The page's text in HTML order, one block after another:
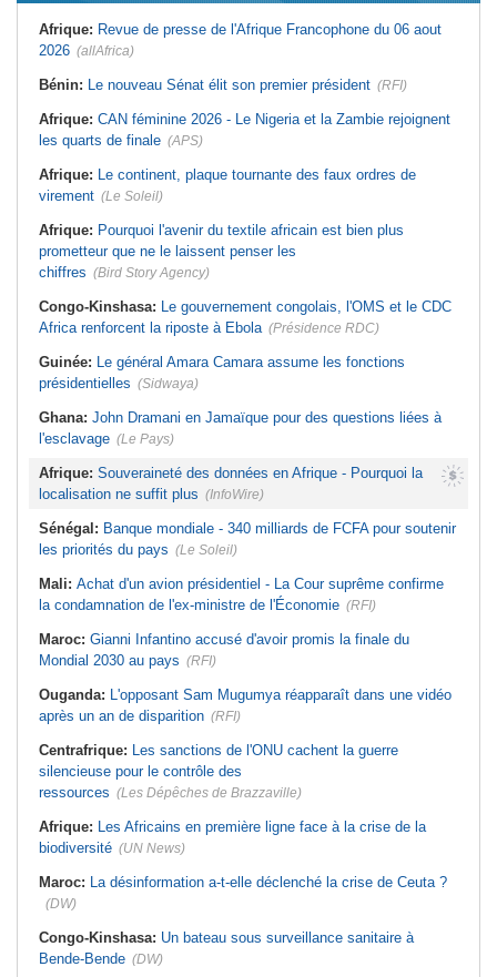
Ghana:John Dramani en Jamaïque
l'esclavage
Sénégal:Banque mondiale - 340
priorités du pays
La Cour suprême confirme la
condamnation de l'ex-ministre de
l'Économie
France la restitution du crâne de
Bokar Biro et de trois de ses
proches
Algérie:France - L'affaire Mehdi
policière contre le narcotrafic
Monde arabe au Caire
2026 - Le continent, entre ouverture
commerciale et défiance migratoire
Afrique: Revue de presse de l'Afrique Francophone du 06 aout
2026 (allAfrica)
Bénin: Le nouveau Sénat élit son premier président (RFI)
Afrique: CAN féminine 2026 - Le Nigeria et la Zambie rejoignent
les quarts de finale (APS)
Afrique: Le continent, plaque tournante des faux ordres de
virement (Le Soleil)
Afrique: Pourquoi l'avenir du textile africain est bien plus
prometteur que ne le laissent penser les
chiffres (Bird Story Agency)
Congo-Kinshasa: Le gouvernement congolais, l'OMS et le CDC
Africa renforcent la riposte à Ebola (Présidence RDC)
Guinée: Le général Amara Camara assume les fonctions
présidentielles (Sidwaya)
Ghana: John Dramani en Jamaïque pour des questions liées à
l'esclavage (Le Pays)
Afrique: Souveraineté des données en Afrique - Pourquoi la
localisation ne suffit plus (InfoWire)
Sénégal: Banque mondiale - 340 milliards de FCFA pour soutenir
les priorités du pays (Le Soleil)
Mali: Achat d'un avion présidentiel - La Cour suprême confirme
la condamnation de l'ex-ministre de l'Économie (RFI)
Maroc: Gianni Infantino accusé d'avoir promis la finale du
Mondial 2030 au pays (RFI)
Ouganda: L'opposant Sam Mugumya réapparaît dans une vidéo
après un an de disparition (RFI)
Centrafrique: Les sanctions de l'ONU cachent la guerre
silencieuse pour le contrôle des
ressources (Les Dépêches de Brazzaville)
Afrique: Les Africains en première ligne face à la crise de la
biodiversité (UN News)
Maroc: La désinformation a-t-elle déclenché la crise de Ceuta ?
(DW)
Congo-Kinshasa: Un bateau sous surveillance sanitaire à
Bende-Bende (DW)